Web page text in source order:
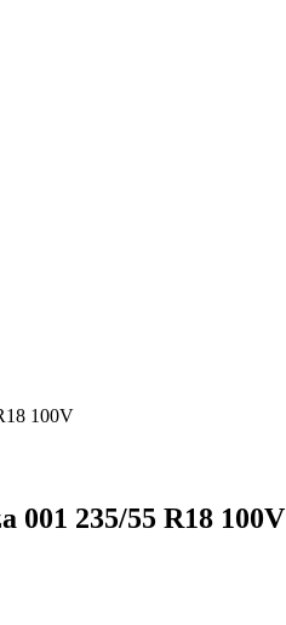
100V
235/55 R18 100V